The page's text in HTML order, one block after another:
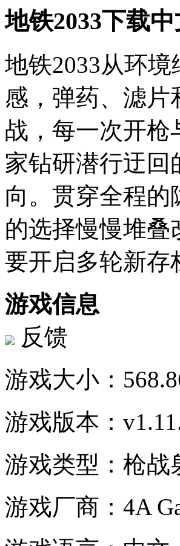
地铁2033下载
地铁2033从环
感，弹药、滤片
战，每一次开枪
家钻研潜行迂回
向。贯穿全程的
的选择慢慢堆叠
要开启多轮新存
游戏信息
反馈
游戏大小：
游戏版本：
游戏类型： 枪战
游戏厂商： 4A